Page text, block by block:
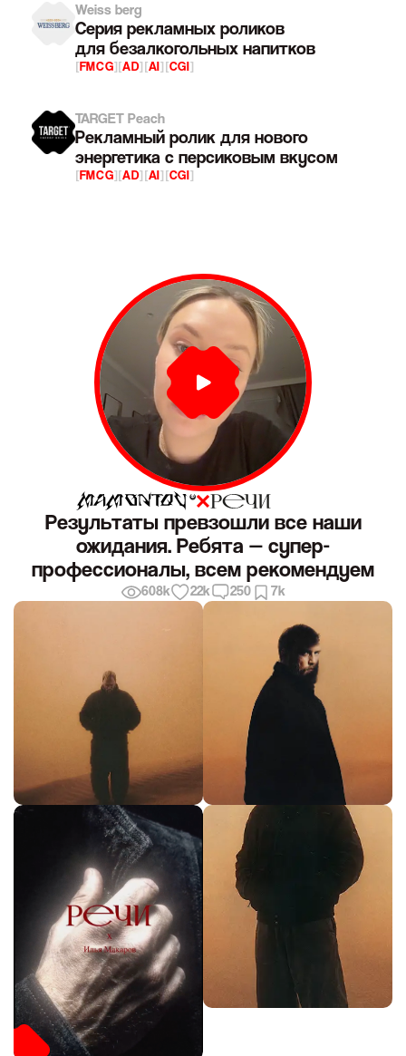
Weiss berg
Серия рекламных роликов
для безалкогольных напитков
[FMCG][AD][AI][CGI]
TARGET Peach
Рекламный ролик для нового
энергетика с персиковым вкусом
[FMCG][AD][AI][CGI]
Результаты превзошли все наши
ожидания. Ребята — супер-
профессионалы, всем рекомендуем
608k 22k 250 7k